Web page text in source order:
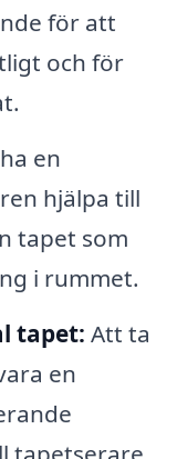
för att
och för
en
hjälpa till
tapet som
i rummet.
tapet: Att ta
en